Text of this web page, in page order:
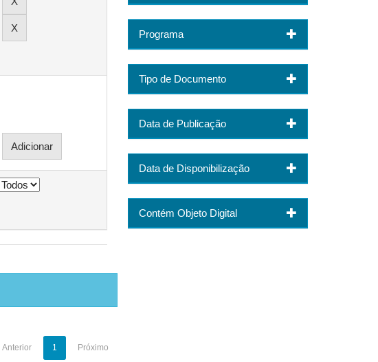
Anterior 1 Próximo
Programa
Tipo de Documento
Data de Publicação
Data de Disponibilização
Contém Objeto Digital